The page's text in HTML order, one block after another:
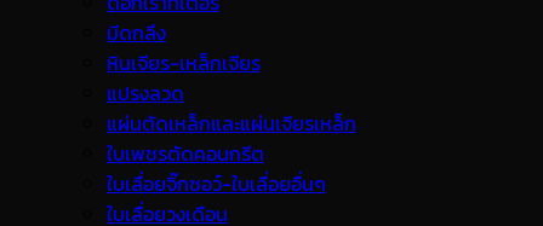
มีดกลึง
หินเจียร-เหล็กเจียร
แปรงลวด
แผ่นตัดเหล็กและแผ่นเจียรเหล็ก
ใบเพชรตัดคอนกรีต
ใบเลื่อยจิ๊กซอว์-ใบเลื่อยอื่นๆ
ใบเลื่อยวงเดือน